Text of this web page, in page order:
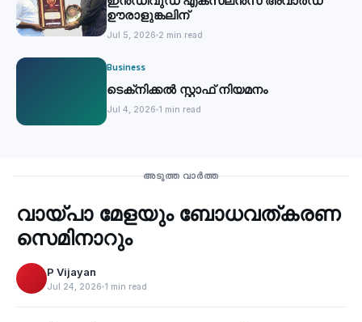
ഊരാളുങ്കലിന്
Jul 5, 2026 2 min read
Business
ടെക്‌നിക്കല്‍ സ്റ്റാഫ് നിയമനം
Jul 4, 2026 1 min read
അടുത്ത വാർത്ത
‹
വായ്പാ മേളയും ബോധവത്കരണ
സെമിനാറും
P Vijayan
Jul 24, 2026 1 min read